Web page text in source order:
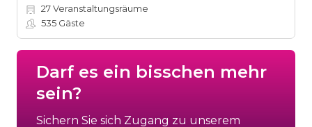
27Veranstaltungsräume
535 Gäste
Darf es ein bisschen mehr
sein?
Sichern Sie sich Zugang zu unserem